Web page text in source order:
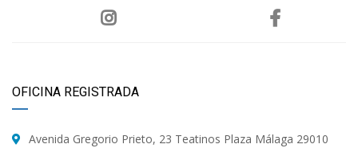
OFICINA REGISTRADA
Avenida Gregorio Prieto, 23 Teatinos Plaza Málaga 29010